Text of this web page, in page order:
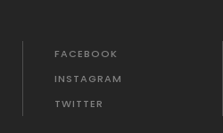
FACEBOOK
INSTAGRAM
TWITTER